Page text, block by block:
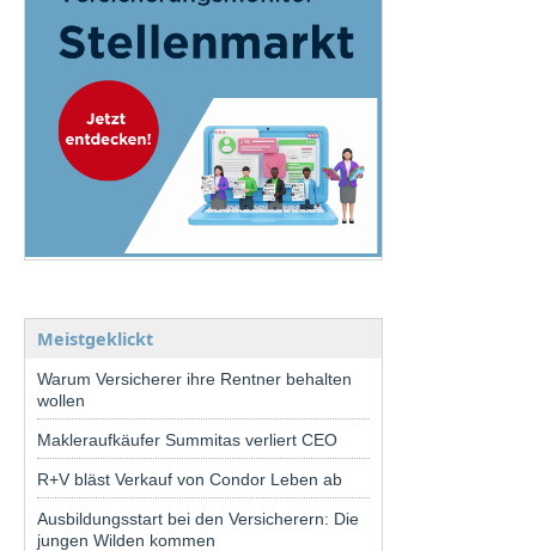
Meistgeklickt
Warum Versicherer ihre Rentner behalten
wollen
Makleraufkäufer Summitas verliert CEO
R+V bläst Verkauf von Condor Leben ab
Ausbildungsstart bei den Versicherern: Die
jungen Wilden kommen